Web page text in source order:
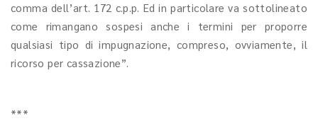
comma dell’art. 172 c.p.p. Ed in particolare va sottolineato
come rimangano sospesi anche i termini per proporre
qualsiasi tipo di impugnazione, compreso, ovviamente, il
ricorso per cassazione”.
***